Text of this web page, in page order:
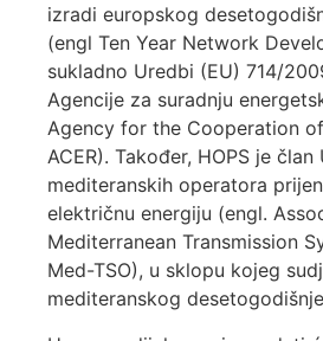
izradi europskog
(engl Ten Year Network
sukladno Uredbi (EU) 714/
Agencije za suradnju
Agency for the Cooperation
ACER). Također, HOPS je član
mediteranskih operatora
električnu energiju (engl.
Mediterranean Transmission
Med-TSO), u sklopu kojeg
mediteranskog